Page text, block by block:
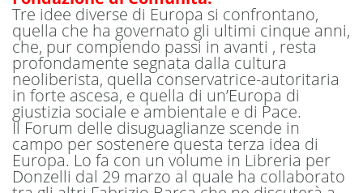
Tre idee diverse di Europa si confrontano,
quella che ha governato gli ultimi cinque anni,
che, pur compiendo passi in avanti , resta
profondamente segnata dalla cultura
neoliberista, quella conservatrice-autoritaria
in forte ascesa, e quella di un’Europa di
giustizia sociale e ambientale e di Pace.
Il Forum delle disuguaglianze scende in
campo per sostenere questa terza idea di
Europa. Lo fa con un volume in Libreria per
Donzelli dal 29 marzo al quale ha collaborato